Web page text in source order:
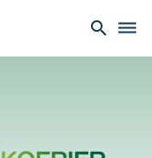
search dehaze